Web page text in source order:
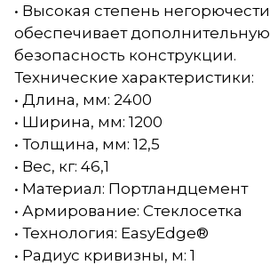
• Высокая степень негорючести
обеспечивает дополнительную
безопасность конструкции.
Технические характеристики:
• Длина, мм: 2400
• Ширина, мм: 1200
• Толщина, мм: 12,5
• Вес, кг: 46,1
• Материал: Портландцемент
• Армирование: Стеклосетка
• Технология: EasyEdge®
• Радиус кривизны, м: 1